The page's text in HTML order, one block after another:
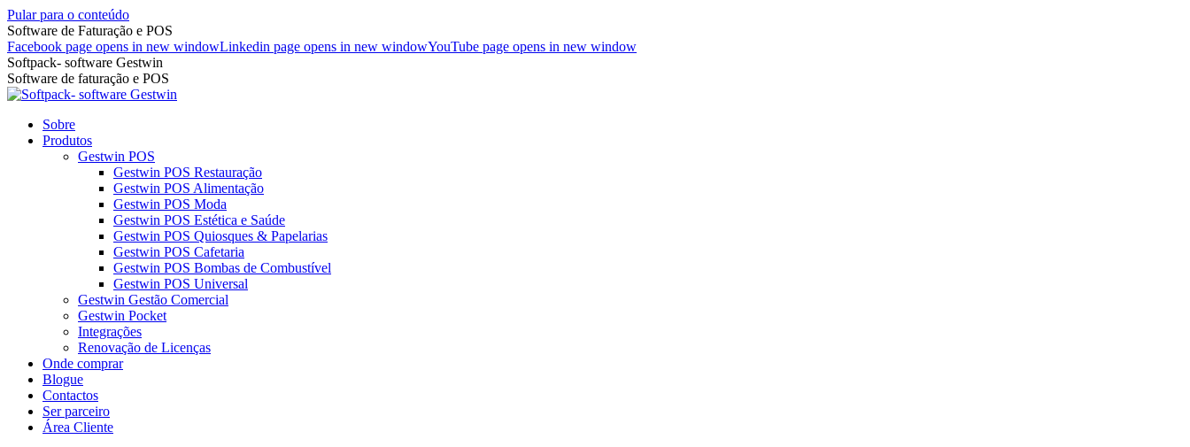
Pular para o conteúdo
Software de Faturação e POS
Facebook page opens in new windowLinkedin page opens in new windowYouTube page opens in new window
Softpack- software Gestwin
Software de faturação e POS
Sobre
Produtos
Gestwin POS
Gestwin POS Restauração
Gestwin POS Alimentação
Gestwin POS Moda
Gestwin POS Estética e Saúde
Gestwin POS Quiosques & Papelarias
Gestwin POS Cafetaria
Gestwin POS Bombas de Combustível
Gestwin POS Universal
Gestwin Gestão Comercial
Gestwin Pocket
Integrações
Renovação de Licenças
Onde comprar
Blogue
Contactos
Ser parceiro
Área Cliente